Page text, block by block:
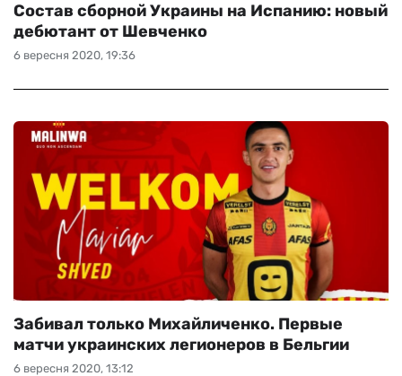
6 вересня 2020, 19:36
Состав сборной Украины на Испанию: новый
дебютант от Шевченко
6 вересня 2020, 13:12
Забивал только Михайличенко. Первые
матчи украинских легионеров в Бельгии